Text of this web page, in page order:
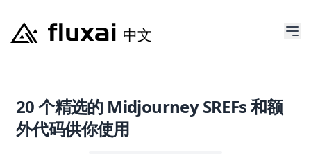
20 个精选的 Midjourney SREFs 和额
外代码供你使用